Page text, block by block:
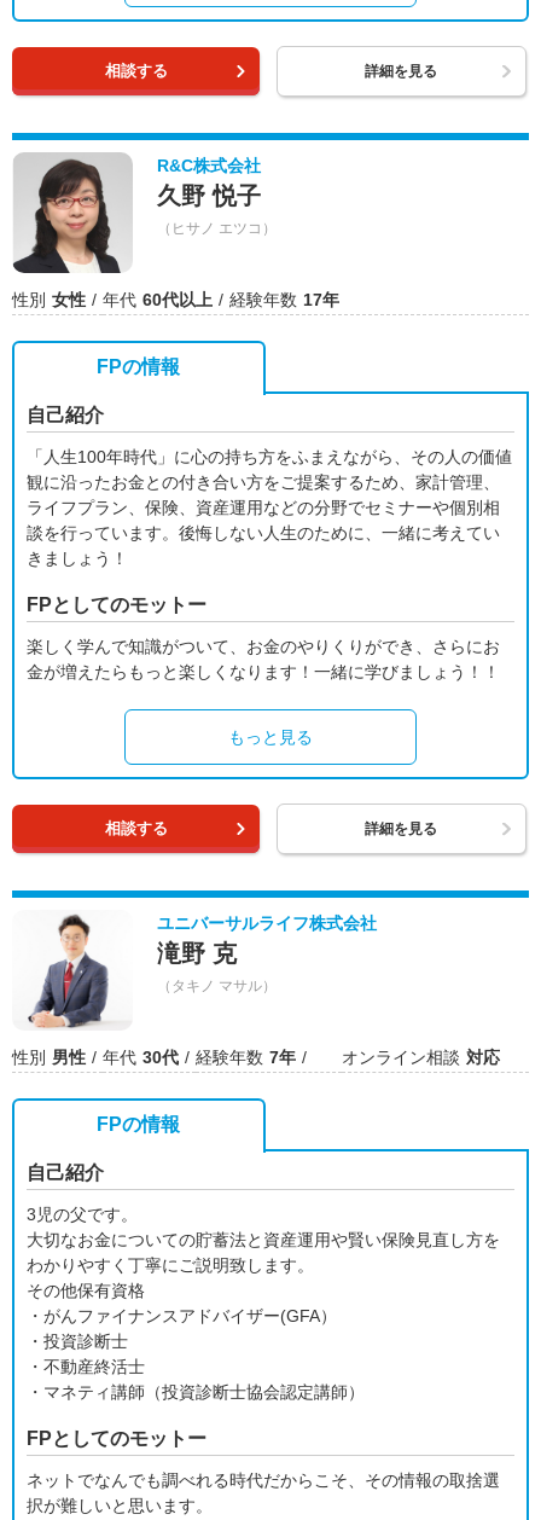
相談する 詳細を見る
R&C株式会社
久野 悦子
（ヒサノ エツコ）
性別 女性 年代 60代以上 経験年数 17年
FPの情報
自己紹介
「人生100年時代」に心の持ち方をふまえながら、その人の価値
観に沿ったお金との付き合い方をご提案するため、家計管理、
ライフプラン、保険、資産運用などの分野でセミナーや個別相
談を行っています。後悔しない人生のために、一緒に考えてい
きましょう！
FPとしてのモットー
楽しく学んで知識がついて、お金のやりくりができ、さらにお
金が増えたらもっと楽しくなります！一緒に学びましょう！！
もっと見る
相談する 詳細を見る
ユニバーサルライフ株式会社
滝野 克
（タキノ マサル）
性別 男性 年代 30代 経験年数 7年 オンライン相談 対応
FPの情報
自己紹介
3児の父です。
大切なお金についての貯蓄法と資産運用や賢い保険見直し方を
わかりやすく丁寧にご説明致します。
その他保有資格
・がんファイナンスアドバイザー(GFA）
・投資診断士
・不動産終活士
・マネティ講師（投資診断士協会認定講師）
FPとしてのモットー
ネットでなんでも調べれる時代だからこそ、その情報の取捨選
択が難しいと思います。